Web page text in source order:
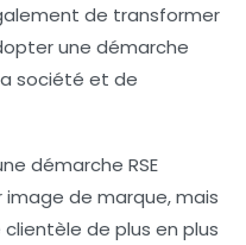
de transformer
une démarche
société et de
démarche RSE
de marque, mais
de plus en plus